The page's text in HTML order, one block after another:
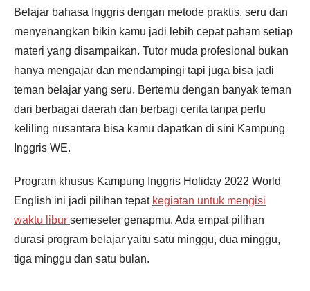
Belajar bahasa Inggris dengan metode praktis, seru dan
menyenangkan bikin kamu jadi lebih cepat paham setiap
materi yang disampaikan. Tutor muda profesional bukan
hanya mengajar dan mendampingi tapi juga bisa jadi
teman belajar yang seru. Bertemu dengan banyak teman
dari berbagai daerah dan berbagi cerita tanpa perlu
keliling nusantara bisa kamu dapatkan di sini Kampung
Inggris WE.
Program khusus Kampung Inggris Holiday 2022 World
English ini jadi pilihan tepat kegiatan untuk mengisi
waktu libur semeseter genapmu. Ada empat pilihan
durasi program belajar yaitu satu minggu, dua minggu,
tiga minggu dan satu bulan.